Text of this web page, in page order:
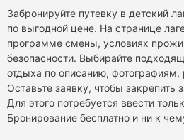
Забронируйте путевку в детский
по выгодной цене. На странице
программе смены, условиях
безопасности. Выбирайте
отдыха по описанию, фотографиям,
Оставьте заявку, чтобы закрепить
Для этого потребуется ввести
Бронирование бесплатно и ни к